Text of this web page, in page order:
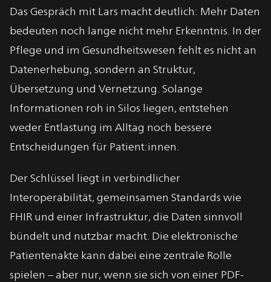
Das Gespräch mit Lars macht deutlich: Mehr Daten
bedeuten noch lange nicht mehr Erkenntnis. In der
Pflege und im Gesundheitswesen fehlt es nicht an
Datenerhebung, sondern an Struktur,
Übersetzung und Vernetzung. Solange
Informationen roh in Silos liegen, entstehen
weder Entlastung im Alltag noch bessere
Entscheidungen für Patient:innen.
Der Schlüssel liegt in verbindlicher
Interoperabilität, gemeinsamen Standards wie
FHIR und einer Infrastruktur, die Daten sinnvoll
bündelt und nutzbar macht. Die elektronische
Patientenakte kann dabei eine zentrale Rolle
spielen – aber nur, wenn sie sich von einer PDF-